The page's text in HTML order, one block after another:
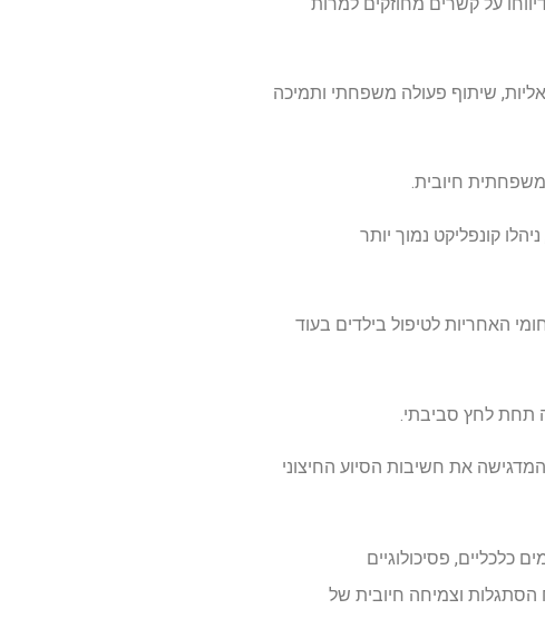
שיתוף פעולה משפחתי ותמיכה
משפחתית חיובית.
קונפליקט נמוך יותר
האחריות לטיפול בילדים בעוד
תחת לחץ סביבתי.
את חשיבות הסיוע החיצוני
כלכליים, פסיכולוגיים
הסתגלות וצמיחה חיובית של